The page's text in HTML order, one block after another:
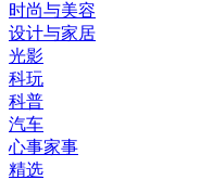
时尚与美容
设计与家居
光影
科玩
科普
汽车
心事家事
精选